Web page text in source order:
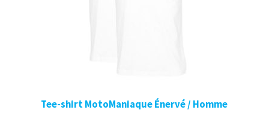
Tee-shirt MotoManiaque Énervé / Homme